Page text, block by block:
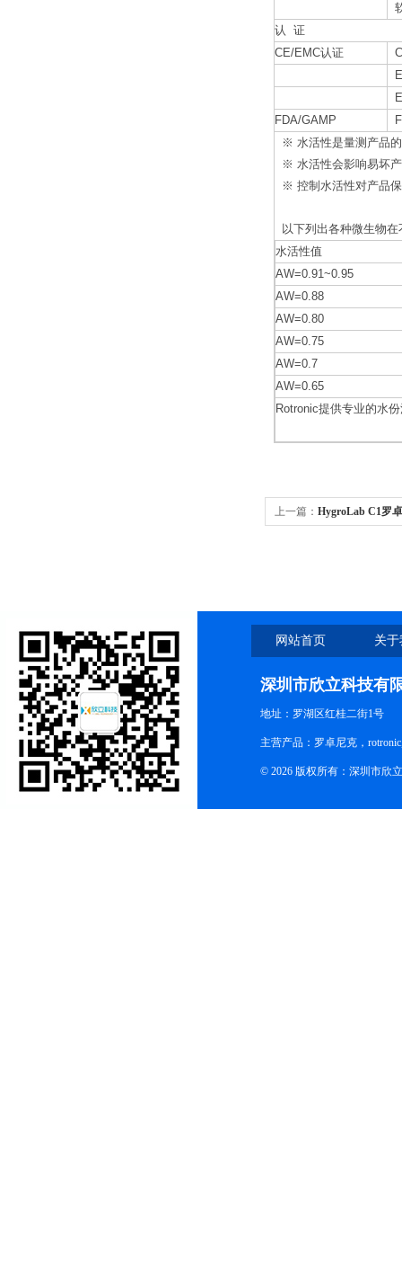
认 证
CE/EMC认证
FDA/GAMP
※ 水活性是量测产品
※ 水活性会影响易坏
※ 控制水活性对产品
以下列出各种微生物
水活性值
AW=0.91~0.95
AW=0.88
AW=0.80
AW=0.75
AW=0.7
AW=0.65
Rotronic提供专业的水
上一篇： HygroLab C1罗
网站首页 关
深圳市欣立科技有
地址：罗湖区红桂二街1号
主营产品：罗卓尼克，
© 2026 版权所有：深圳市欣